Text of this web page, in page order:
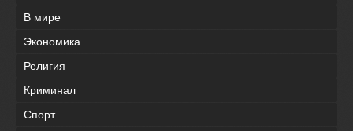
В мире
Экономика
Религия
Криминал
Спорт